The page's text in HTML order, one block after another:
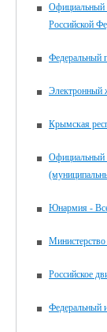
Официальный
Российской
Федеральный
Электронный
Крымская
Официальный
Юнармия -
Российское
Федеральный